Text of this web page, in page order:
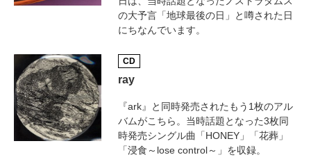
の大予言「地球最後の日」と噂された日
にちなんでいます。
CD
ray
『ark』と同時発売されたもう1枚のアル
バムがこちら。当時話題となった3枚同
時発売シングル曲「HONEY」「花葬」
「浸食～lose control～」を収録。